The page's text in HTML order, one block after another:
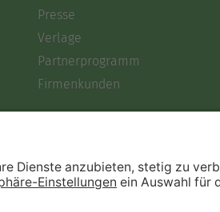
Presse
Verlage
Partnerprogramm
Firmenkunden